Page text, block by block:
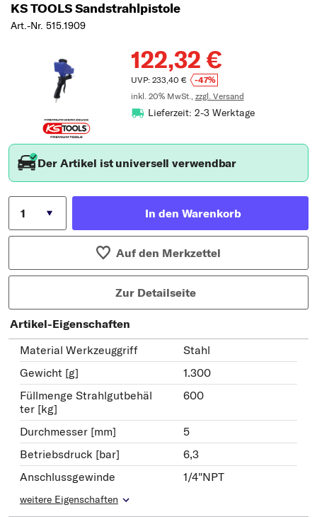
KS TOOLS Sandstrahlpistole
Art.-Nr. 515.1909
122,32 €
UVP: 233,40 €
-47%
inkl. 20% MwSt., zzgl. Versand
Lieferzeit: 2-3 Werktage
Der Artikel ist universell verwendbar
In den Warenkorb
Auf den Merkzettel
Zur Detailseite
Artikel-Eigenschaften
Material Werkzeuggriff
Stahl
Gewicht [g]
1.300
Füllmenge Strahlgutbehäl
ter [kg]
600
Durchmesser [mm]
5
Betriebsdruck [bar]
6,3
Anschlussgewinde
1/4"NPT
weitere Eigenschaften